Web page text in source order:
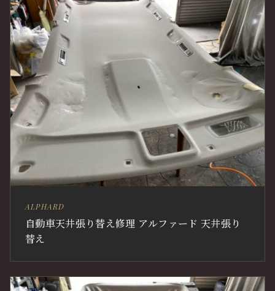
ALPHARD
自動車天井張り替え修理 アルファード 天井張り
替え